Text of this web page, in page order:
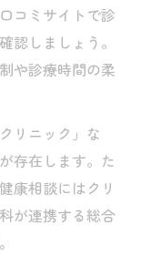
コミサイトで診
認しましょう。
や診療時間の柔
リニック」な
存在します。た
康相談にはクリ
が連携する総合